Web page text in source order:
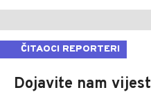
ČITAOCI REPORTERI
Dojavite nam vijest